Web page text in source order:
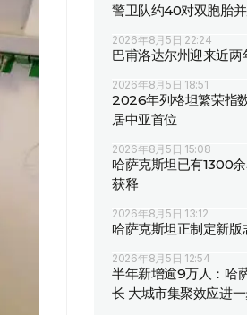
警卫队约40对双胞胎
2026年8月5日 22:24
巴甫洛达尔州迎来近
2026年8月5日 18:51
2026年列格坦繁荣指
居中亚首位
2026年8月5日 15:08
哈萨克斯坦已有1300
获释
2026年8月5日 13:12
哈萨克斯坦正制定新
2026年8月5日 12:54
半年新增逾9万人：哈
长 大城市集聚效应进